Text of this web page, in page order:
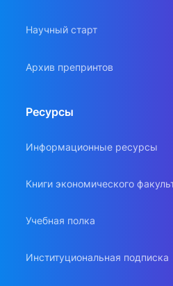
Научный старт
Архив препринтов
Ресурсы
Информационные ресурсы
Книги экономического
Учебная полка
Институциональная подписка